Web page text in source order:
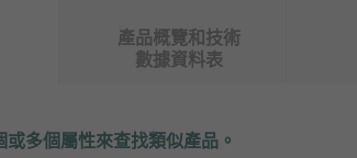
產品概覽和技術
數據資料表
或多個屬性來查找類似產品。